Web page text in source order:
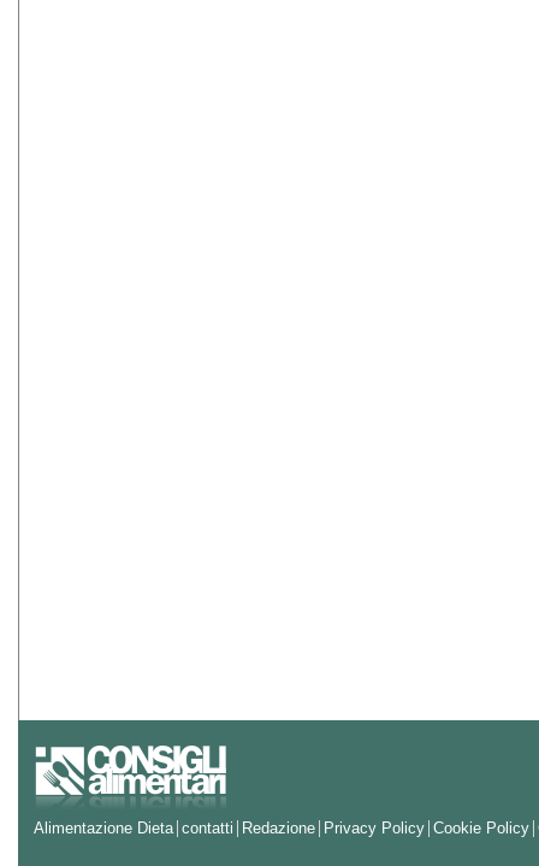
Alimentazione Dieta contatti Redazione Privacy Policy Cookie Policy